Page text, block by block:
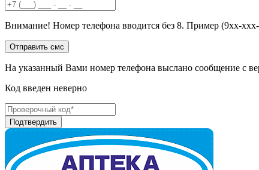
Внимание! Номер телефона вводится без 8. Пример (9хх-
На указанный Вами номер телефона выслано сообщение с
Код введен неверно